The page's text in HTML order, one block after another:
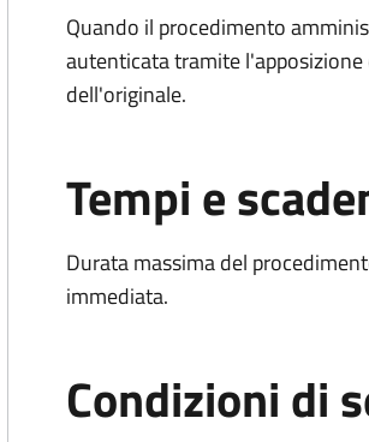
Quando il procedimento
autenticata tramite
dell'originale.
Tempi e
Durata massima del
immediata.
Condizioni di